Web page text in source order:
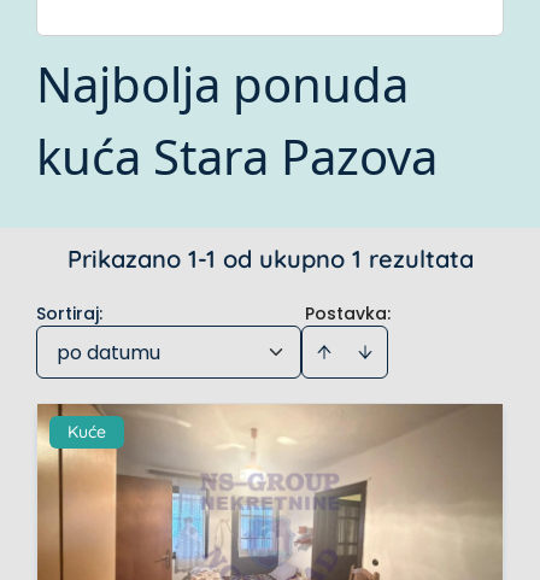
Najbolja ponuda
kuća Stara Pazova
Prikazano 1-1 od ukupno 1 rezultata
Postavka:
Sortiraj:
po datumu
Kuće